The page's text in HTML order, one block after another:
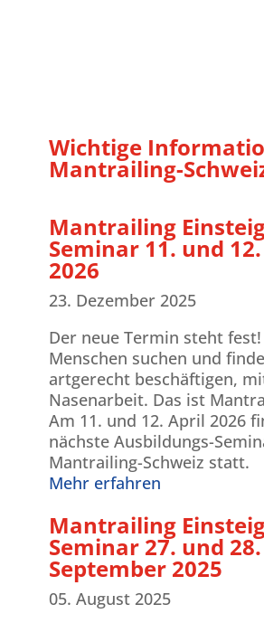
Wichtige
Mantrailing-
Mantrailing
Seminar 11. und
2026
23. Dezember 2025
Der neue Termin steht fest!
Menschen suchen und
artgerecht beschäftigen,
Nasenarbeit. Das ist
Am 11. und 12. April 2026
nächste Ausbildungs-
Mantrailing-Schweiz statt.
Mehr erfahren
Mantrailing
Seminar 27. und 28.
September 2025
05. August 2025